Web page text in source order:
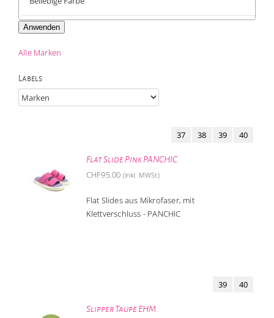
Flat Slide Pink PANCHIC
37 38 39 40
CHF95.00 (inkl. MWSt)
Flat Slides aus Mikrofaser, mit
Klettverschluss - PANCHIC
Slipper Taupe EHM
39 40
Anwenden
Alle Marken
Labels